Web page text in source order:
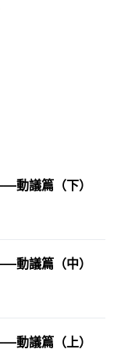
動議篇（下）
動議篇（中）
動議篇（上）